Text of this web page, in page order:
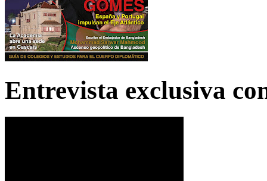
Entrevista exclusiva